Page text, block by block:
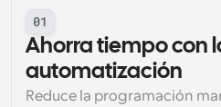
01
Ahorra tiempo con
automatización
Reduce la programación